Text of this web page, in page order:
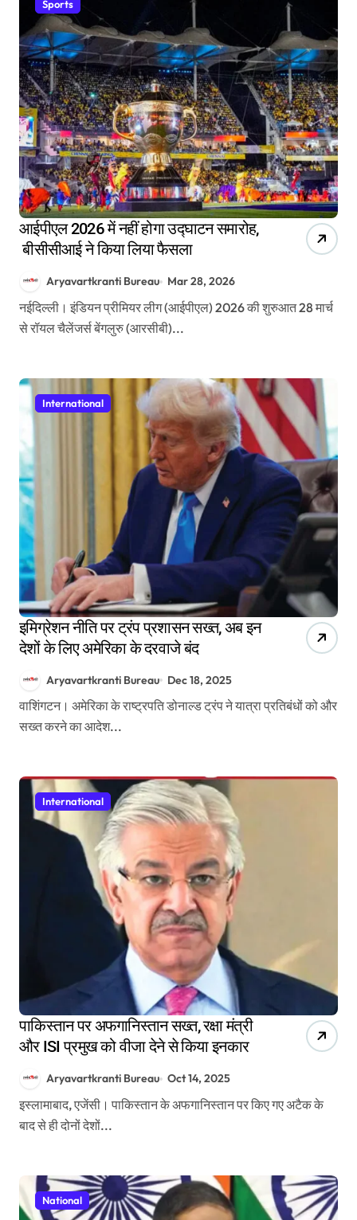
Sports
आईपीएल 2026 में नहीं होगा उद्घाटन समारोह,
बीसीसीआई ने किया लिया फैसला
Aryavartkranti Bureau Mar 28, 2026
नईदिल्ली। इंडियन प्रीमियर लीग (आईपीएल) 2026 की शुरुआत 28 मार्च
से रॉयल चैलेंजर्स बेंगलुरु (आरसीबी)...
International
इमिग्रेशन नीति पर ट्रंप प्रशासन सख्त, अब इन
देशों के लिए अमेरिका के दरवाजे बंद
Aryavartkranti Bureau Dec 18, 2025
वाशिंगटन। अमेरिका के राष्ट्रपति डोनाल्ड ट्रंप ने यात्रा प्रतिबंधों को और
सख्त करने का आदेश...
International
पाकिस्तान पर अफगानिस्तान सख्त, रक्षा मंत्री
और ISI प्रमुख को वीजा देने से किया इनकार
Aryavartkranti Bureau Oct 14, 2025
इस्लामाबाद, एजेंसी। पाकिस्तान के अफगानिस्तान पर किए गए अटैक के
बाद से ही दोनों देशों...
National